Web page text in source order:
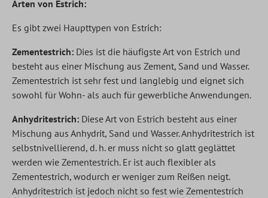
Arten von Estrich:
Es gibt zwei Haupttypen von Estrich:
Zementestrich: Dies ist die häufigste Art von Estrich und
besteht aus einer Mischung aus Zement, Sand und Wasser.
Zementestrich ist sehr fest und langlebig und eignet sich
sowohl für Wohn- als auch für gewerbliche Anwendungen.
Anhydritestrich: Diese Art von Estrich besteht aus einer
Mischung aus Anhydrit, Sand und Wasser. Anhydritestrich ist
selbstnivellierend, d. h. er muss nicht so glatt geglättet
werden wie Zementestrich. Er ist auch flexibler als
Zementestrich, wodurch er weniger zum Reißen neigt.
Anhydritestrich ist jedoch nicht so fest wie Zementestrich